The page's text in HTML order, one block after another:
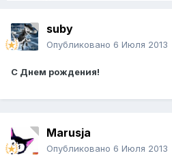
suby
Опубликовано 6 Июля 2013
С Днем рождения!
Marusja
Опубликовано 6 Июля 2013